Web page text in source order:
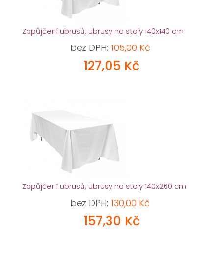
Zapůjčení ubrusů, ubrusy na stoly 140x140 cm
bez DPH: 105,00 Kč
127,05 Kč
Zapůjčení ubrusů, ubrusy na stoly 140x260 cm
bez DPH: 130,00 Kč
157,30 Kč